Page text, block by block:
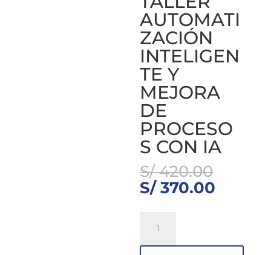
AUTOMATI
ZACIÓN
INTELIGEN
TE Y
MEJORA
DE
PROCESO
S CON IA
S/420.00
S/370.00
S/
CURSO